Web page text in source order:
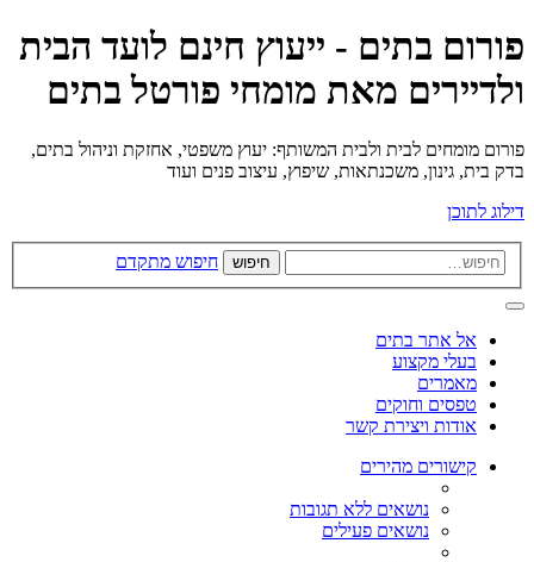
פורום בתים - ייעוץ חינם לועד הבית
ולדיירים מאת מומחי פורטל בתים
פורום מומחים לבית ולבית המשותף: יעוץ משפטי, אחזקת וניהול בתים,
בדק בית, גינון, משכנתאות, שיפוץ, עיצוב פנים ועוד
דילוג לתוכן
חיפוש חיפוש מתקדם
אל אתר בתים
בעלי מקצוע
מאמרים
טפסים וחוקים
אודות ויצירת קשר
קישורים מהירים
נושאים ללא תגובות
נושאים פעילים